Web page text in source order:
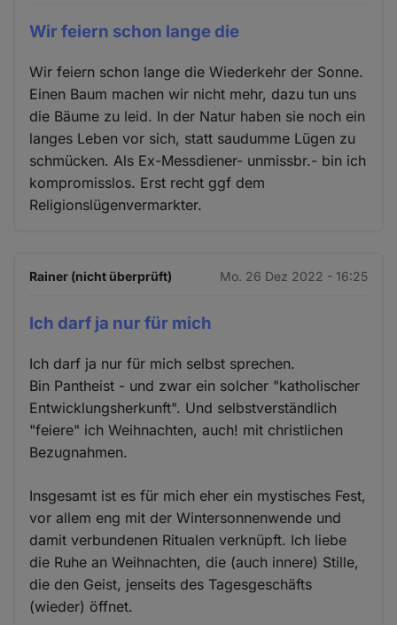
Wir feiern schon lange die
Wir feiern schon lange die Wiederkehr der Sonne.
Einen Baum machen wir nicht mehr, dazu tun uns
die Bäume zu leid. In der Natur haben sie noch ein
langes Leben vor sich, statt saudumme Lügen zu
schmücken. Als Ex-Messdiener- unmissbr.- bin ich
kompromisslos. Erst recht ggf dem
Religionslügenvermarkter.
Rainer (nicht überprüft) Mo. 26 Dez 2022 - 16:25
Ich darf ja nur für mich
Ich darf ja nur für mich selbst sprechen.
Bin Pantheist - und zwar ein solcher "katholischer
Entwicklungsherkunft". Und selbstverständlich
"feiere" ich Weihnachten, auch! mit christlichen
Bezugnahmen.
Insgesamt ist es für mich eher ein mystisches Fest,
vor allem eng mit der Wintersonnenwende und
damit verbundenen Ritualen verknüpft. Ich liebe
die Ruhe an Weihnachten, die (auch innere) Stille,
die den Geist, jenseits des Tagesgeschäfts
(wieder) öffnet.